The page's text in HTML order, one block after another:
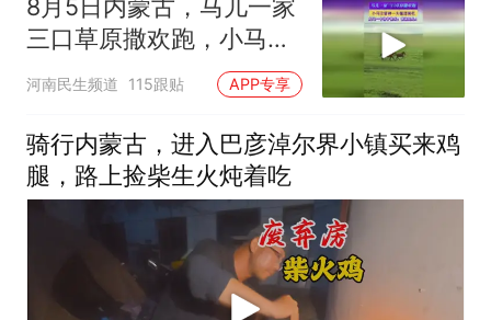
8月5日内蒙古，马儿一家
三口草原撒欢跑，小马撞
进围栏，大马滑铲掉头：
河南民生频道 115跟贴 APP专享
骑行内蒙古，进入巴彦淖尔界小镇买来鸡
腿，路上捡柴生火炖着吃